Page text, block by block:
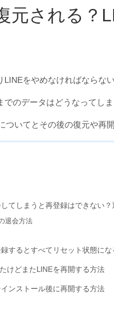
機内モードにしたのにLINE
ことや！
通知設定
因と
元される？
をやめなければならな
のデータはどうなってしま
ついてとその後の復元や再
てしまうと再登録はできない
退会方法
するとすべてリセット状態に
けどまたLINEを再開する方法
ンストール後に再開する方法